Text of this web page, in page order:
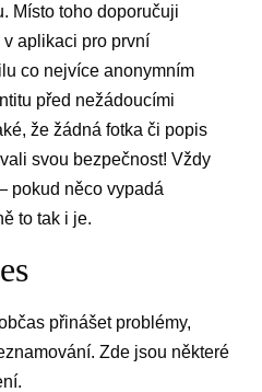
Místo toho doporučuji
aplikaci pro první
co nejvíce anonymním
před nežádoucími
že žádná fotka či popis
svou bezpečnost! Vždy
pokud něco vypadá
to tak i je.
přinášet problémy,
Zde jsou některé